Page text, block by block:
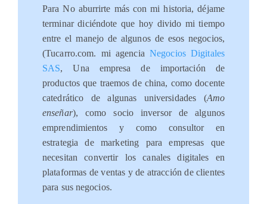
Para No aburrirte más con mi historia, déjame
terminar diciéndote que hoy divido mi tiempo
entre el manejo de algunos de esos negocios,
(Tucarro.com. mi agenciaNegocios Digitales
SAS, Una empresa de importación de
productos que traemos de china, como docente
catedrático de algunas universidades (Amo
enseñar), como socio inversor de algunos
emprendimientos y como consultor en
estrategia de marketing para empresas que
necesitan convertir los canales digitales en
plataformas de ventas y de atracción de clientes
para sus negocios.